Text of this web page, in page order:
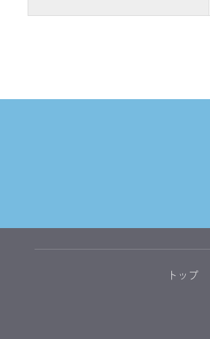
トップ